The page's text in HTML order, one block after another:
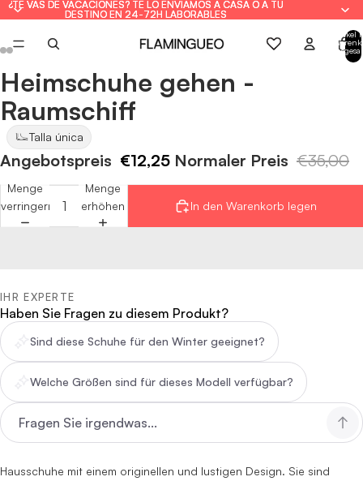
¿TE VAS DE VACACIONES? TE LO ENVIAMOS A CASA O A TU
DESTINO EN 24-72H LABORABLES
¿TE VAS DE VACACIONES? TE LO ENVIAMOS A CASA O A TU
DESTINO EN 24-72H LABORABLES
Artikel
Bild
im
Vollbildmodus
öffnen
Bild
im
Vollbildmodus
öffnen
Bild
im
Vollbildmodus
öffnen
Bild
im
Vollbildmodus
öffnen
Bild
im
Vollbildmodus
öffnen
Bild
im
Vollbildmodus
öffnen
Heimschuhe gehen -
Raumschiff
Talla única
Angebotspreis €12,25 Normaler Preis €35,00
Menge
verringern
Menge
erhöhen
In den Warenkorb legen
IHR EXPERTE
Haben Sie Fragen zu diesem Produkt?
Sind diese Schuhe für den Winter geeignet?
Welche Größen sind für dieses Modell verfügbar?
Hausschuhe mit einem originellen und lustigen Design. Sie sind